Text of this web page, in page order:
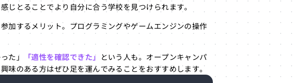
とることでより自分に合う学校を見つけられます。
加するメリット。プログラミングやゲームエンジンの操作
た」
「適性を確認できた」 という人も。オープンキャンパ
味のある方はぜひ足を運んでみることをおすすめします。